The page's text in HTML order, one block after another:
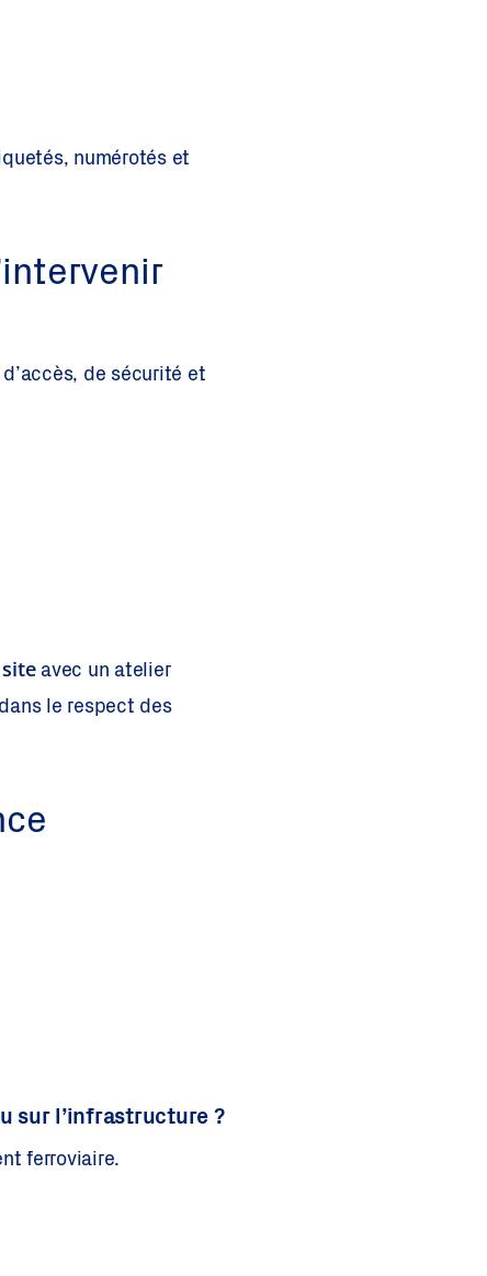
numérotés et
de sécurité et
avec un atelier
le respect des
sur l’infrastructure ?
ferroviaire.